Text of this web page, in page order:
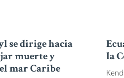
se dirige hacia
muerte y
mar Caribe
la